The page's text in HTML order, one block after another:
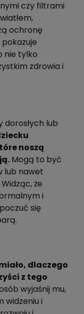
czy filtrami
ochronę
nie tylko
zdrowia i
dorosłych lub
noszą
Mogą to być
lub nawet
że
i
się
dlaczego
z tego
wyjaśnij mu,
widzeniu i